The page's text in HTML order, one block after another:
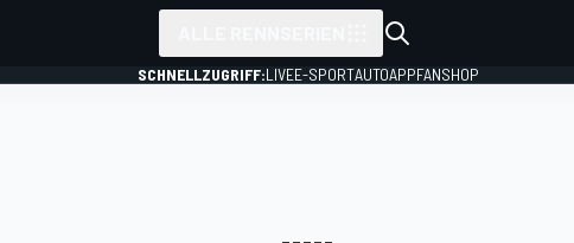
SCHNELLZUGRIFF:LIVEE-SPORTAUTOAPPFANSHOP